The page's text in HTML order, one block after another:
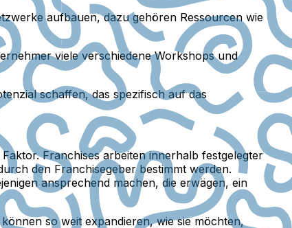
aufbauen, dazu gehören Ressourcen wie
viele verschiedene Workshops und
schaffen, das spezifisch auf das
Franchises arbeiten innerhalb festgelegter
den Franchisegeber bestimmt werden.
ansprechend machen, die erwägen, ein
so weit expandieren, wie sie möchten,